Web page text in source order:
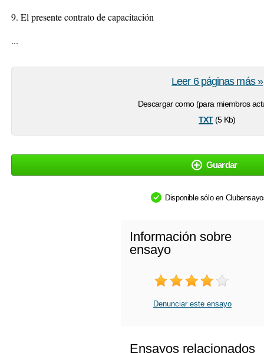
9. El presente contrato de capacitación
...
Descargar como (para miembros
txt(5 Kb)
Leer 6 páginas más »
Guardar
Disponible sólo en
Información sobre
ensayo
Denunciar este ensayo
Ensayos relacionados